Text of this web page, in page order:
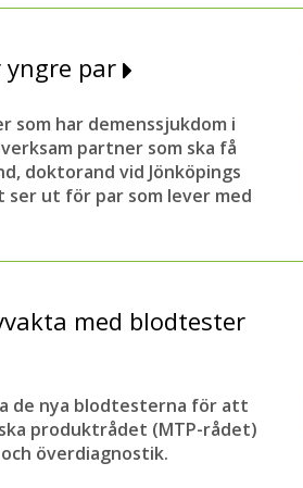
par
som har demenssjukdom i
partner som ska få
doktorand vid Jönköpings
ut för par som lever med
med blodtester
de nya blodtesterna för att
produktrådet (MTP-rådet)
överdiagnostik.